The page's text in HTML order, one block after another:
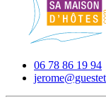
06 78 86 19 94